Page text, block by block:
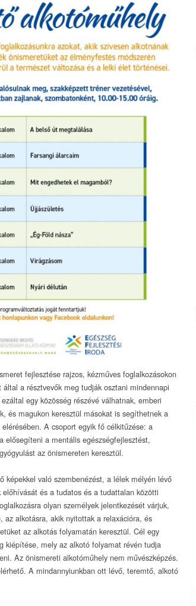
fejlesztése rajzos, kézműves foglalkozásokon
a résztvevők meg tudják osztani mindennapi
egy közösség részévé válhatnak, emberi
és magukon keresztül másokat is segíthetnek a
A csoport egyik fő célkitűzése: a
elősegíteni a mentális egészségfejlesztést,
az önismereten keresztül.
képekkel való szembenézést, a lélek mélyén lévő
és a tudatos és a tudattalan közötti
olyan személyek jelentkezését várjuk,
az alkotásra, akik nyitottak a relaxációra, és
az alkotás folyamatán keresztül. Cél egy
kiépítése, mely az alkotó folyamat révén tudja
Az önismereti alkotóműhely nem művészképzés.
A mindannyiunkban ott lévő, teremtő, alkotó